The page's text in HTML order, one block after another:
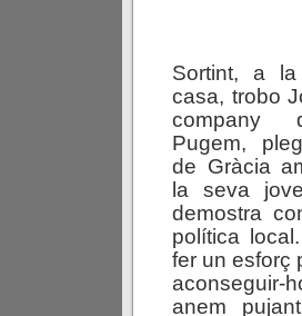
Sortint, a
casa, trobo
company
Pugem,
de Gràcia
la seva
demostra
política
fer un esforç
aconseguir-
anem